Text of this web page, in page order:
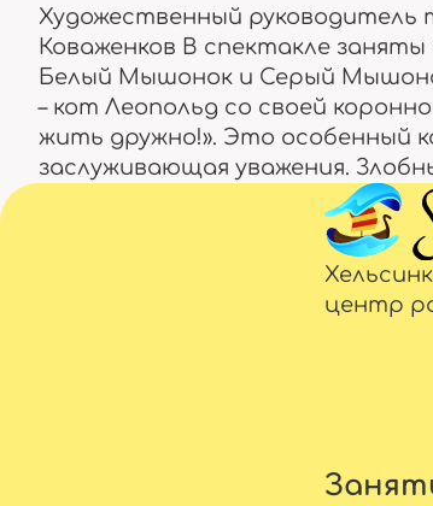
Художественный руководитель
Коваженков В спектакле
Белый Мышонок и Серый
– кот Леопольд со своей
жить дружно!». Это особенный
заслуживающая уважения.
центр